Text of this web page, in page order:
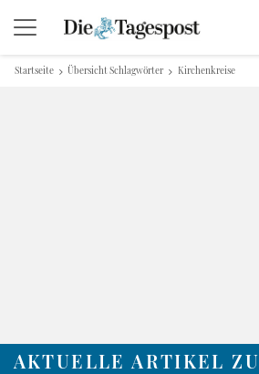
Startseite Übersicht Schlagwörter Kirchenkreise
AKTUELLE ARTIKEL ZU